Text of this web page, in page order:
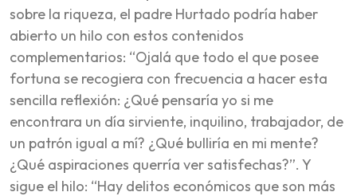
sobre la riqueza, el padre Hurtado podría haber
abierto un hilo con estos contenidos
complementarios: “Ojalá que todo el que posee
fortuna se recogiera con frecuencia a hacer esta
sencilla reflexión: ¿Qué pensaría yo si me
encontrara un día sirviente, inquilino, trabajador, de
un patrón igual a mí? ¿Qué bulliría en mi mente?
¿Qué aspiraciones querría ver satisfechas?”. Y
sigue el hilo: “Hay delitos económicos que son más